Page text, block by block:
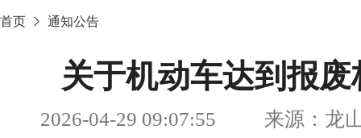
首页 通知公告
关于机动车达到报
2026-04-29 09:07:55 来源：龙山